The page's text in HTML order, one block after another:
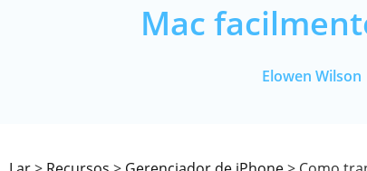
Mac
Elowen Wilson